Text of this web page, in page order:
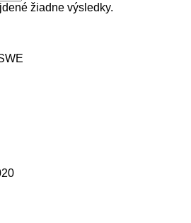
žiadne výsledky.